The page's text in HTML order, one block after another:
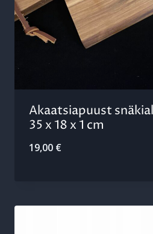
Akaatsiapuust
35 x 18 x 1 cm
19,00 €